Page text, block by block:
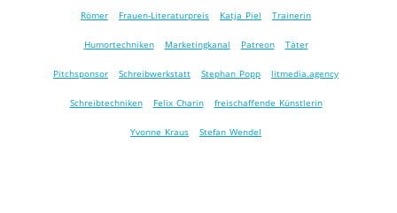
Römer Frauen-Literaturpreis Katja Piel Trainerin
Humortechniken Marketingkanal Patreon Täter
Pitchsponsor Schreibwerkstatt Stephan Popp litmedia.agency
Schreibtechniken Felix Charin freischaffende Künstlerin
Yvonne Kraus Stefan Wendel